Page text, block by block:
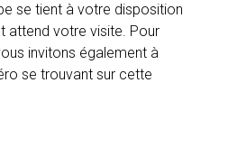
se tient à votre disposition
attend votre visite. Pour
invitons également à
se trouvant sur cette